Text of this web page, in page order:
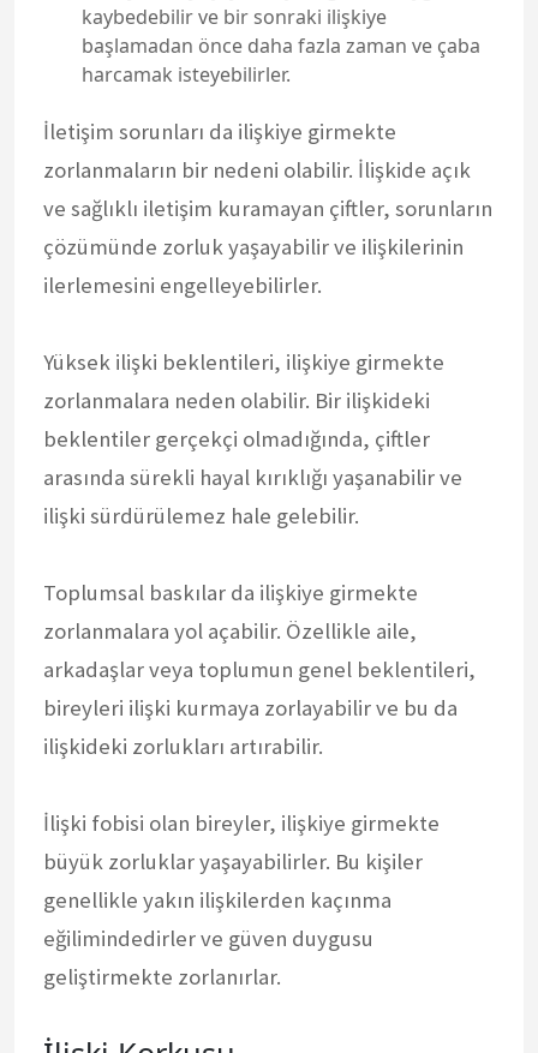
kaybedebilir ve bir sonraki ilişkiye
başlamadan önce daha fazla zaman ve çaba
harcamak isteyebilirler.
İletişim sorunları da ilişkiye girmekte
zorlanmaların bir nedeni olabilir. İlişkide açık
ve sağlıklı iletişim kuramayan çiftler, sorunların
çözümünde zorluk yaşayabilir ve ilişkilerinin
ilerlemesini engelleyebilirler.
Yüksek ilişki beklentileri, ilişkiye girmekte
zorlanmalara neden olabilir. Bir ilişkideki
beklentiler gerçekçi olmadığında, çiftler
arasında sürekli hayal kırıklığı yaşanabilir ve
ilişki sürdürülemez hale gelebilir.
Toplumsal baskılar da ilişkiye girmekte
zorlanmalara yol açabilir. Özellikle aile,
arkadaşlar veya toplumun genel beklentileri,
bireyleri ilişki kurmaya zorlayabilir ve bu da
ilişkideki zorlukları artırabilir.
İlişki fobisi olan bireyler, ilişkiye girmekte
büyük zorluklar yaşayabilirler. Bu kişiler
genellikle yakın ilişkilerden kaçınma
eğilimindedirler ve güven duygusu
geliştirmekte zorlanırlar.